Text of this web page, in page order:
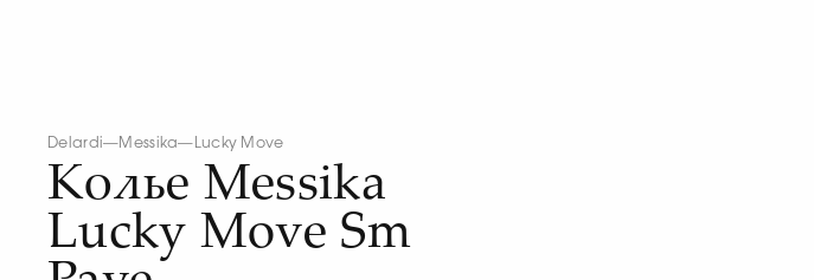
Delardi—Messika— Lucky Move
Колье Messika
Lucky Move Sm